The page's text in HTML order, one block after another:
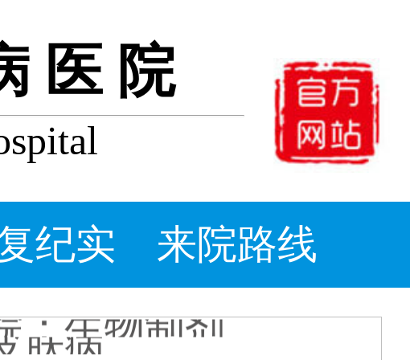
医院
纪实 来院路线
牛皮癣
生物制
吗_牛皮
怎么办_
醋能治
什么消炎
片
：生物制剂
肤病